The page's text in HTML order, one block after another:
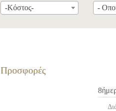
-Κόστος- -
Προσφορές